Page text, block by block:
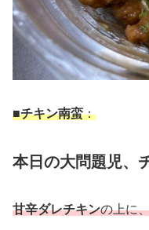
■チキン南蛮：
本日の大問題児、
甘辛ダレチキンの上に